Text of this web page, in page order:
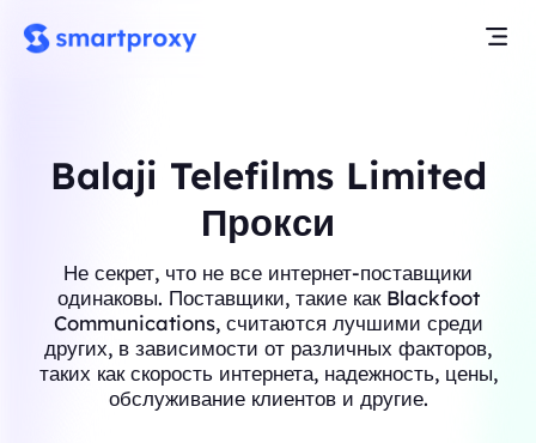
Balaji Telefilms Limited
Прокси
Не секрет, что не все интернет-поставщики
одинаковы. Поставщики, такие как Blackfoot
Communications, считаются лучшими среди
других, в зависимости от различных факторов,
таких как скорость интернета, надежность, цены,
обслуживание клиентов и другие.